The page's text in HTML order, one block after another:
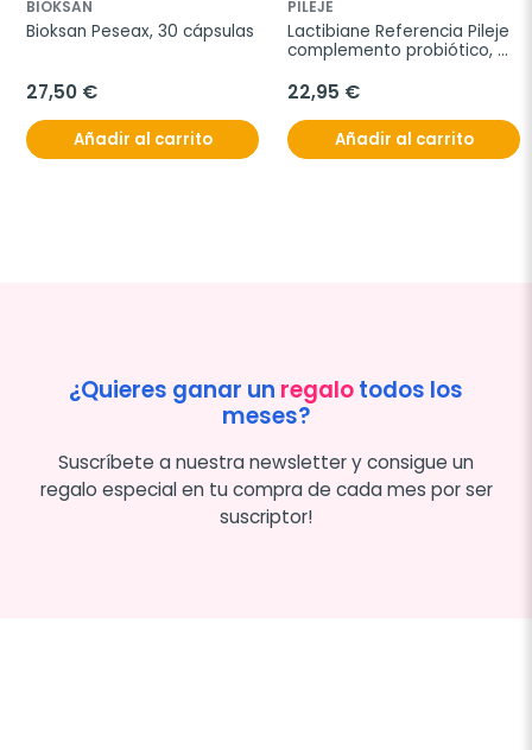
BIOKSAN
Bioksan Peseax, 30 cápsulas
27,50 €
Añadir al carrito
PILEJE
Lactibiane Referencia Pileje
complemento probiótico,
22,95 €
Añadir al carrito
¿Quieres ganar un regalotodos los
meses?
Suscríbete a nuestra newsletter y consigue un
regalo especial en tu compra de cada mes por ser
suscriptor!